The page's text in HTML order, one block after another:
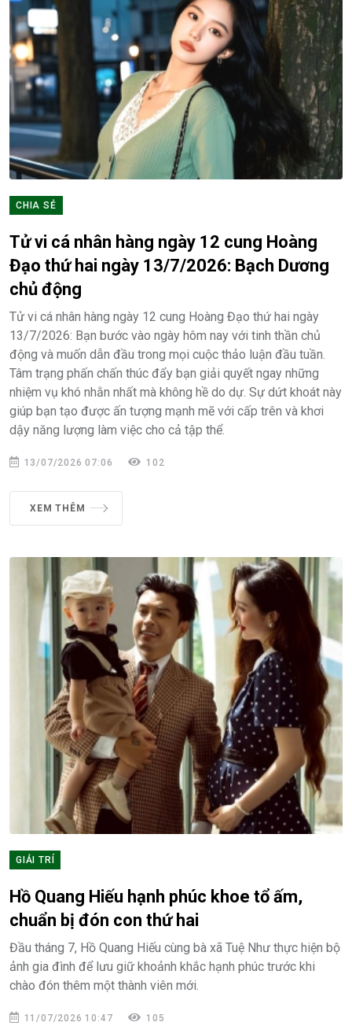
CHIA SẺ
Tử vi cá nhân hàng ngày 12 cung Hoàng
Đạo thứ hai ngày 13/7/2026: Bạch Dương
chủ động
Tử vi cá nhân hàng ngày 12 cung Hoàng Đạo thứ hai ngày
13/7/2026: Bạn bước vào ngày hôm nay với tinh thần chủ
động và muốn dẫn đầu trong mọi cuộc thảo luận đầu tuần.
Tâm trạng phấn chấn thúc đẩy bạn giải quyết ngay những
nhiệm vụ khó nhằn nhất mà không hề do dự. Sự dứt khoát này
giúp bạn tạo được ấn tượng mạnh mẽ với cấp trên và khơi
dậy năng lượng làm việc cho cả tập thể.
13/07/2026 07:06 102
XEM THÊM
GIẢI TRÍ
Hồ Quang Hiếu hạnh phúc khoe tổ ấm,
chuẩn bị đón con thứ hai
Đầu tháng 7, Hồ Quang Hiếu cùng bà xã Tuệ Như thực hiện bộ
ảnh gia đình để lưu giữ khoảnh khắc hạnh phúc trước khi
chào đón thêm một thành viên mới.
11/07/2026 10:47 105